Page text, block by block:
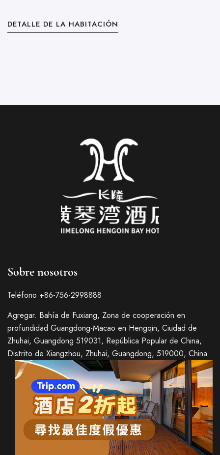
DETALLE DE LA HABITACIÓN
Sobre nosotros
Teléfono +86-756-2998888
Agregar. Bahía de Fuxiang, Zona de cooperación en
profundidad Guangdong-Macao en Hengqin, Ciudad de
Zhuhai, Guangdong 519031, República Popular de China,
Distrito de Xiangzhou, Zhuhai, Guangdong, 519000, China